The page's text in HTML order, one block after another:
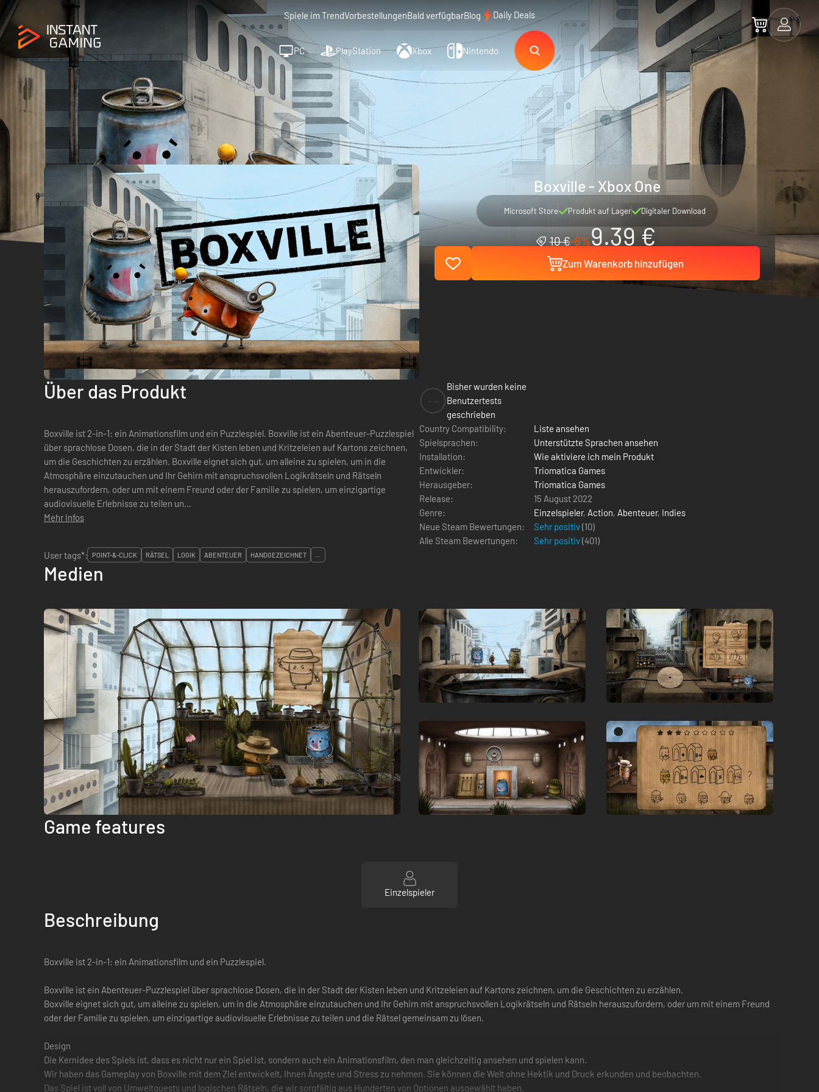
Spiele im TrendVorbestellungenBald verfügbarBlog Daily Deals
PC PlayStation Xbox Nintendo
Boxville - Xbox One
Microsoft Store Produkt auf Lager Digitaler Download
10 €-6%9.39 €
Zum Warenkorb hinzufügen
Über das Produkt
Boxville ist 2-in-1: ein Animationsfilm und ein Puzzlespiel. Boxville ist ein Abenteuer-Puzzlespiel
über sprachlose Dosen, die in der Stadt der Kisten leben und Kritzeleien auf Kartons zeichnen,
um die Geschichten zu erzählen. Boxville eignet sich gut, um alleine zu spielen, um in die
Atmosphäre einzutauchen und Ihr Gehirn mit anspruchsvollen Logikrätseln und Rätseln
herauszufordern, oder um mit einem Freund oder der Familie zu spielen, um einzigartige
audiovisuelle Erlebnisse zu teilen un...
Mehr Infos
Bisher wurden keine
Benutzertests
geschrieben
Country Compatibility:
Liste ansehen
Spielsprachen:
Unterstützte Sprachen ansehen
Installation:
Wie aktiviere ich mein Produkt
Entwickler:
Triomatica Games
Herausgeber:
Triomatica Games
Release:
15 August 2022
Genre:
Einzelspieler, Action, Abenteuer, Indies
Neue Steam Bewertungen:
Sehr positiv(10)
Alle Steam Bewertungen:
Sehr positiv(401)
User tags*:
POINT-&-CLICK RÄTSEL LOGIK ABENTEUER HANDGEZEICHNET ...
Medien
Game features
Einzelspieler
Beschreibung
Boxville ist 2-in-1: ein Animationsfilm und ein Puzzlespiel.
Boxville ist ein Abenteuer-Puzzlespiel über sprachlose Dosen, die in der Stadt der Kisten leben und Kritzeleien auf Kartons zeichnen, um die Geschichten zu erzählen.
Boxville eignet sich gut, um alleine zu spielen, um in die Atmosphäre einzutauchen und Ihr Gehirn mit anspruchsvollen Logikrätseln und Rätseln herauszufordern, oder um mit einem Freund
oder der Familie zu spielen, um einzigartige audiovisuelle Erlebnisse zu teilen und die Rätsel gemeinsam zu lösen.
Design
Die Kernidee des Spiels ist, dass es nicht nur ein Spiel ist, sondern auch ein Animationsfilm, den man gleichzeitig ansehen und spielen kann.
Wir haben das Gameplay von Boxville mit dem Ziel entwickelt, Ihnen Ängste und Stress zu nehmen. Sie können die Welt ohne Hektik und Druck erkunden und beobachten.
Das Spiel ist voll von Umweltquests und logischen Rätseln, die wir sorgfältig aus Hunderten von Optionen ausgewählt haben.